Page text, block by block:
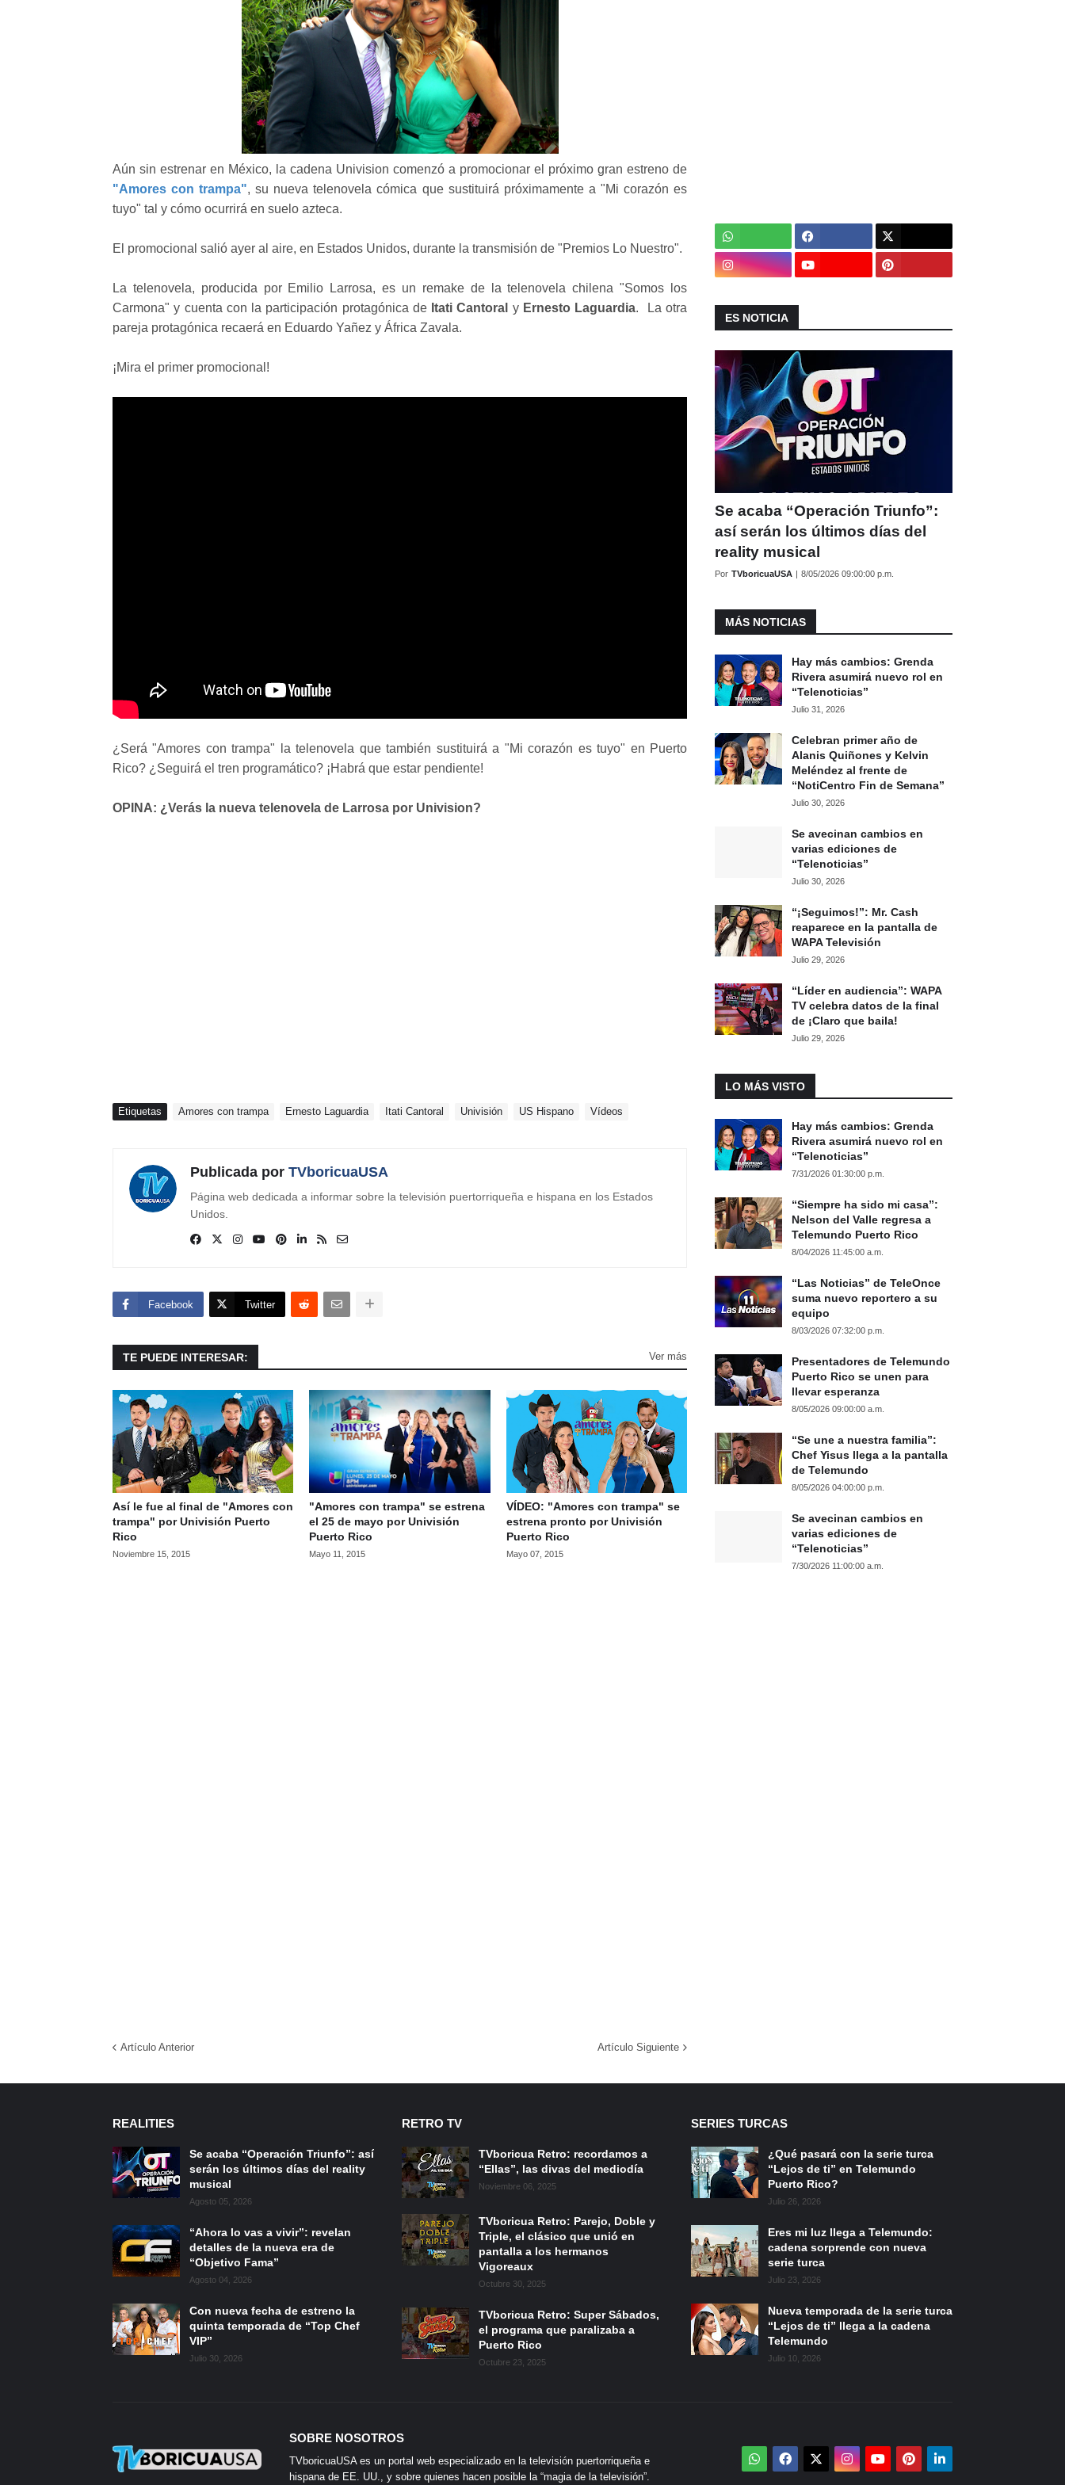
Aún sin estrenar en México, la cadena Univision comenzó a promocionar el próximo gran estreno de
"Amores con trampa", su nueva telenovela cómica que sustituirá próximamente a "Mi corazón es
tuyo" tal y cómo ocurrirá en suelo azteca.
El promocional salió ayer al aire, en Estados Unidos, durante la transmisión de "Premios Lo Nuestro".
La telenovela, producida por Emilio Larrosa, es un remake de la telenovela chilena "Somos los
Carmona" y cuenta con la participación protagónica de Itati Cantoral y Ernesto Laguardia. La otra
pareja protagónica recaerá en Eduardo Yañez y África Zavala.
¡Mira el primer promocional!
¿Será "Amores con trampa" la telenovela que también sustituirá a "Mi corazón es tuyo" en Puerto
Rico? ¿Seguirá el tren programático? ¡Habrá que estar pendiente!
OPINA: ¿Verás la nueva telenovela de Larrosa por Univision?
Etiquetas Amores con trampa Ernesto Laguardia Itati Cantoral Univisión US Hispano Vídeos
Publicada por TVboricuaUSA
Página web dedicada a informar sobre la televisión puertorriqueña e hispana en los Estados
Unidos.
Facebook Twitter
TE PUEDE INTERESAR: Ver más
Así le fue al final de "Amores con
trampa" por Univisión Puerto
Rico
Noviembre 15, 2015
"Amores con trampa" se estrena
el 25 de mayo por Univisión
Puerto Rico
Mayo 11, 2015
VÍDEO: "Amores con trampa" se
estrena pronto por Univisión
Puerto Rico
Mayo 07, 2015
Artículo Anterior Artículo Siguiente
ES NOTICIA
Se acaba “Operación Triunfo”:
así serán los últimos días del
reality musical
Por TVboricuaUSA | 8/05/2026 09:00:00 p.m.
MÁS NOTICIAS
Hay más cambios: Grenda
Rivera asumirá nuevo rol en
“Telenoticias”
Julio 31, 2026
Celebran primer año de
Alanis Quiñones y Kelvin
Meléndez al frente de
“NotiCentro Fin de Semana”
Julio 30, 2026
Se avecinan cambios en
varias ediciones de
“Telenoticias”
Julio 30, 2026
“¡Seguimos!”: Mr. Cash
reaparece en la pantalla de
WAPA Televisión
Julio 29, 2026
“Líder en audiencia”: WAPA
TV celebra datos de la final
de ¡Claro que baila!
Julio 29, 2026
LO MÁS VISTO
Hay más cambios: Grenda
Rivera asumirá nuevo rol en
“Telenoticias”
7/31/2026 01:30:00 p.m.
“Siempre ha sido mi casa”:
Nelson del Valle regresa a
Telemundo Puerto Rico
8/04/2026 11:45:00 a.m.
“Las Noticias” de TeleOnce
suma nuevo reportero a su
equipo
8/03/2026 07:32:00 p.m.
Presentadores de Telemundo
Puerto Rico se unen para
llevar esperanza
8/05/2026 09:00:00 a.m.
“Se une a nuestra familia”:
Chef Yisus llega a la pantalla
de Telemundo
8/05/2026 04:00:00 p.m.
Se avecinan cambios en
varias ediciones de
“Telenoticias”
7/30/2026 11:00:00 a.m.
REALITIES
Se acaba “Operación Triunfo”: así
serán los últimos días del reality
musical
Agosto 05, 2026
“Ahora lo vas a vivir”: revelan
detalles de la nueva era de
“Objetivo Fama”
Agosto 04, 2026
Con nueva fecha de estreno la
quinta temporada de “Top Chef
VIP”
Julio 30, 2026
RETRO TV
TVboricua Retro: recordamos a
“Ellas”, las divas del mediodía
Noviembre 06, 2025
TVboricua Retro: Parejo, Doble y
Triple, el clásico que unió en
pantalla a los hermanos
Vigoreaux
Octubre 30, 2025
TVboricua Retro: Super Sábados,
el programa que paralizaba a
Puerto Rico
Octubre 23, 2025
SERIES TURCAS
¿Qué pasará con la serie turca
“Lejos de ti” en Telemundo
Puerto Rico?
Julio 26, 2026
Eres mi luz llega a Telemundo:
cadena sorprende con nueva
serie turca
Julio 23, 2026
Nueva temporada de la serie turca
“Lejos de ti” llega a la cadena
Telemundo
Julio 10, 2026
SOBRE NOSOTROS
TVboricuaUSA es un portal web especializado en la televisión puertorriqueña e
hispana de EE. UU., y sobre quienes hacen posible la “magia de la televisión”.